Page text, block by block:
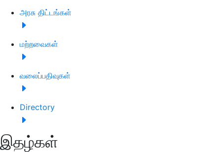
அரசு திட்டங்கள்
மற்றவைகள்
வலைப்பதிவுகள்
Directory
இதழ்கள்